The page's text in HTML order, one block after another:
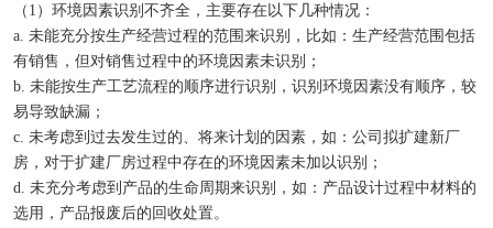
（1）环境因素识别不齐全，主要存在以下几种情况：
a. 未能充分按生产经营过程的范围来识别，比如：生产经营范围包括
有销售，但对销售过程中的环境因素未识别；
b. 未能按生产工艺流程的顺序进行识别，识别环境因素没有顺序，较
易导致缺漏；
c. 未考虑到过去发生过的、将来计划的因素，如：公司拟扩建新厂
房，对于扩建厂房过程中存在的环境因素未加以识别；
d. 未充分考虑到产品的生命周期来识别，如：产品设计过程中材料的
选用，产品报废后的回收处置。